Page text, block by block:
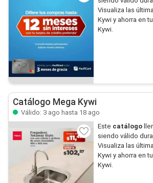
Visualiza las
Kywi y ahorra en
Kywi.
Catálogo Mega Kywi
Válido: 3 ago hasta 18 ago
Este catálogo
siendo válido
Visualiza las
Kywi y ahorra en
Kywi.